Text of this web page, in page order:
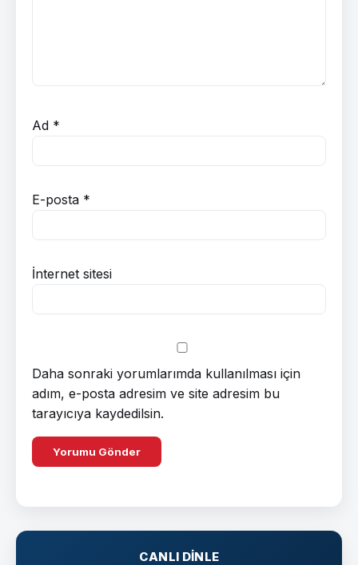
Ad *
E-posta *
İnternet sitesi
Daha sonraki yorumlarımda kullanılması için
adım, e-posta adresim ve site adresim bu
tarayıcıya kaydedilsin.
CANLI DINLE